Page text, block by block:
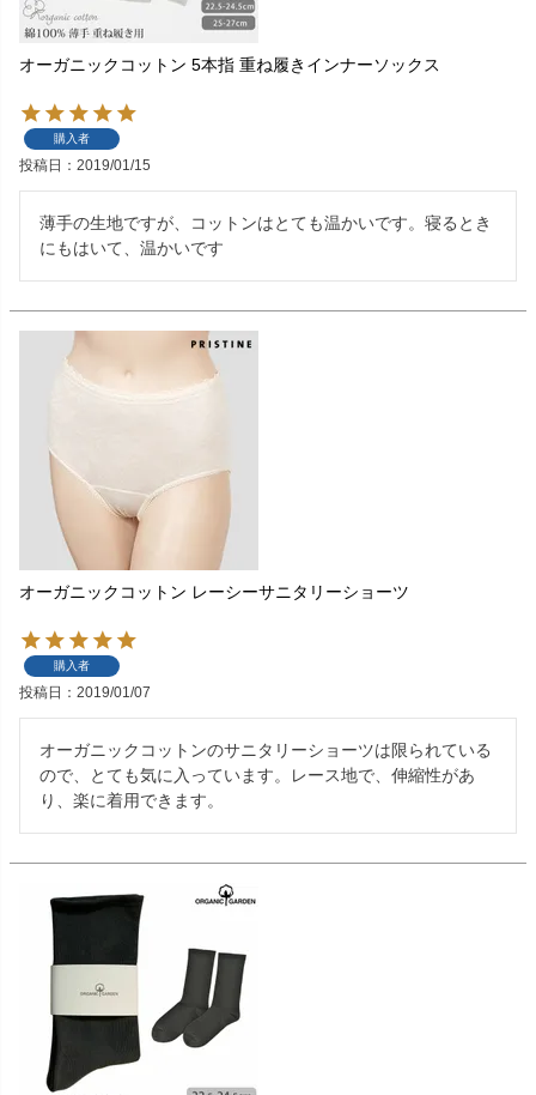
オーガニックコットン 5本指 重ね履きインナーソックス
購入者
投稿日 2019/01/15
薄手の生地ですが、コットンはとても温かいです。寝るとき
にもはいて、温かいです
オーガニックコットン レーシーサニタリーショーツ
購入者
投稿日 2019/01/07
オーガニックコットンのサニタリーショーツは限られている
ので、とても気に入っています。レース地で、伸縮性があ
り、楽に着用できます。